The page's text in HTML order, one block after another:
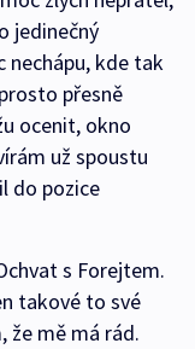
jedinečný
nechápu, kde tak
přesně
ocenit, okno
už spoustu
do pozice
s Forejtem.
takové to své
že mě má rád.